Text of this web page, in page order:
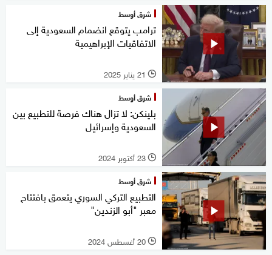
شرق أوسط
ترامب يتوقع انضمام السعودية إلى
الاتفاقيات الإبراهيمية
l 21 يناير 2025
شرق أوسط
بلينكن: لا تزال هناك فرصة للتطبيع بين
السعودية وإسرائيل
l 23 أكتوبر 2024
شرق أوسط
التطبيع التركي السوري يتعمق بافتتاح
معبر "أبو الزندين"
l 20 أغسطس 2024